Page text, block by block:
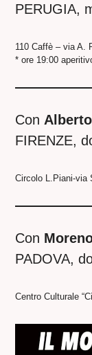
PERUGIA,
110 Caffè – via A.
* ore 19:00
Con
FIRENZE,
Circolo L.Piani-via
Con
PADOVA,
Centro Culturale